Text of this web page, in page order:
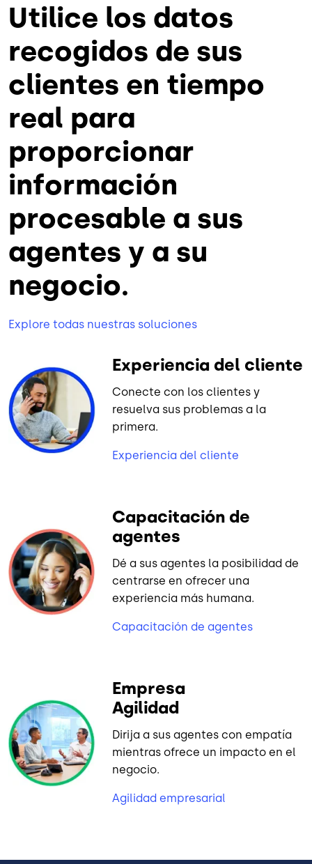
Utilice los datos
recogidos de sus
clientes en tiempo
real para
proporcionar
información
procesable a sus
agentes y a su
negocio.
Explore todas nuestras soluciones
Experiencia del cliente
Conecte con los clientes y
resuelva sus problemas a la
primera.
Experiencia del cliente
Capacitación de
agentes
Dé a sus agentes la posibilidad de
centrarse en ofrecer una
experiencia más humana.
Capacitación de agentes
Empresa
Agilidad
Dirija a sus agentes con empatía
mientras ofrece un impacto en el
negocio.
Agilidad empresarial